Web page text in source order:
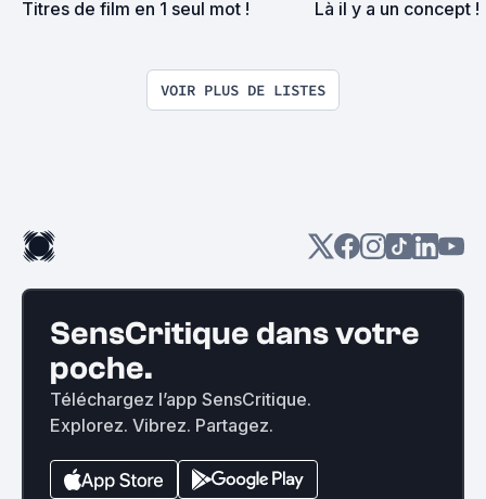
Titres de film en 1 seul mot ! Là il y a un concept !
VOIR PLUS DE LISTES
SensCritique dans votre
poche.
Téléchargez l’app SensCritique.
Explorez. Vibrez. Partagez.